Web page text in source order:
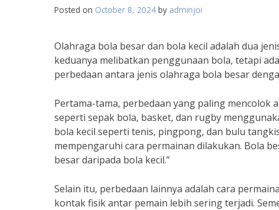
Posted on October 8, 2024 by adminjoi
Olahraga bola besar dan bola kecil adalah dua
keduanya melibatkan penggunaan bola, tetapi
perbedaan antara jenis olahraga bola besar
Pertama-tama, perbedaan yang paling mencolok
seperti sepak bola, basket, dan rugby
bola kecil seperti tenis, pingpong, dan bulu
mempengaruhi cara permainan dilakukan. Bola
besar daripada bola kecil.”
Selain itu, perbedaan lainnya adalah cara
kontak fisik antar pemain lebih sering terjadi.